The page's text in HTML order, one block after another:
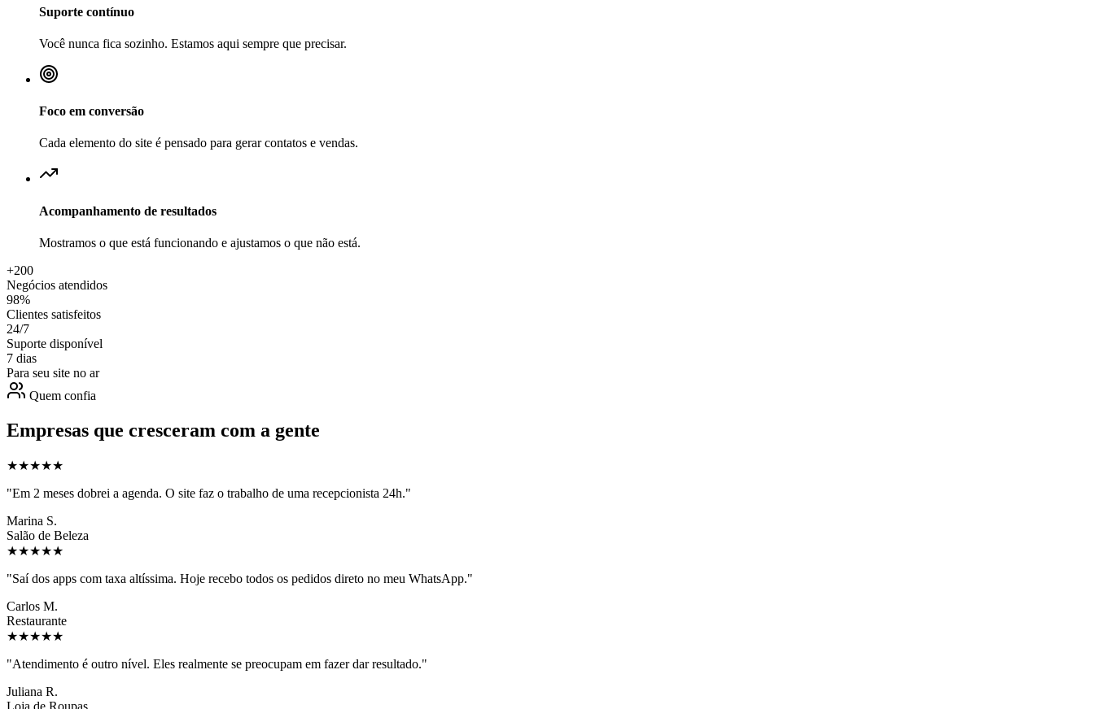
Suporte contínuo
Você nunca fica sozinho. Estamos aqui sempre que precisar.
Foco em conversão
Cada elemento do site é pensado para gerar contatos e vendas.
Acompanhamento de resultados
Mostramos o que está funcionando e ajustamos o que não está.
+200
Negócios atendidos
98%
Clientes satisfeitos
24/7
Suporte disponível
7 dias
Para seu site no ar
Quem confia
Empresas que cresceram com a gente
★★★★★
"Em 2 meses dobrei a agenda. O site faz o trabalho de uma recepcionista 24h."
Marina S.
Salão de Beleza
★★★★★
"Saí dos apps com taxa altíssima. Hoje recebo todos os pedidos direto no meu WhatsApp."
Carlos M.
Restaurante
★★★★★
"Atendimento é outro nível. Eles realmente se preocupam em fazer dar resultado."
Juliana R.
Loja de Roupas